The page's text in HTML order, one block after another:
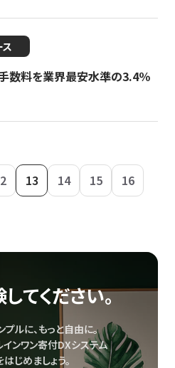
ス
数料を業界最安水準の3.4％
13 14 15 16
てください。
ルに、もっと自由に。
ンワン寄付DXシステム
じめましょう。